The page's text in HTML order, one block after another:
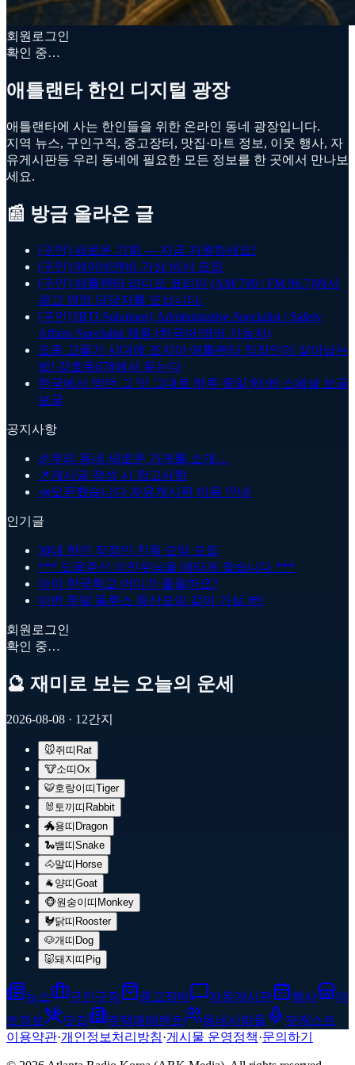
회원로그인
확인 중…
애틀랜타 한인 디지털 광장
애틀랜타에 사는 한인들을 위한 온라인 동네 광장입니다.
지역 뉴스, 구인구직, 중고장터, 맛집·마트 정보, 이웃 행사, 자
유게시판등 우리 동네에 필요한 모든 정보를 한 곳에서 만나보
세요.
📰 방금 올라온 글
[구인] 새로운 기회 — 지금 지원하세요!
[구인] 에어비앤비 가상 비서 모집
[구인] 애틀랜타 라디오 코리아 (AM 790 / FM 96.7)에서
광고 영업 담당자를 모십니다.
[구인] [BTI Solutions] Administrative Specialist / Safety
Affairs Specialist 채용 (한국어/영어 가능자)
요즘 고물가 시대에 조지아 애틀랜타 직장인이 살아남는
법! 강호동678에서 듣는다
한국에서 먹던 그 맛 그대로 하루 종일 $9.99 스페셜 보글
보글
공지사항
🎉우리 동네 새로운 가게를 소개…
📌게시글 작성 시 참고사항
📣오픈했습니다 자유게시판 이용 안내
인기글
30대 한인 직장인 친목 모임 모집
*** 도움주신 이민우님을 애타게 찾습니다 ***
아이 한국학교 어디가 좋을까요?
이번 주말 둘루스 등산모임 같이 가실 분!
회원로그인
확인 중…
🔮 재미로 보는 오늘의 운세
2026-08-08 · 12간지
🐭쥐띠 Rat
🐮소띠Ox
🐯호랑이띠Tiger
🐰 토끼띠 Rabbit
🐲용띠 Dragon
🐍뱀띠Snake
🐴말띠 Horse
🐐 양띠Goat
🐵원숭이띠 Monkey
🐓닭띠 Rooster
🐶개띠 Dog
🐷돼지띠 Pig
뉴스 구인구직 중고장터 자유게시판 행사
마
트정보
맛집 주택매매렌트 동네사람들
팟캐스트
이용약관·개인정보처리방침·게시물 운영정책·문의하기